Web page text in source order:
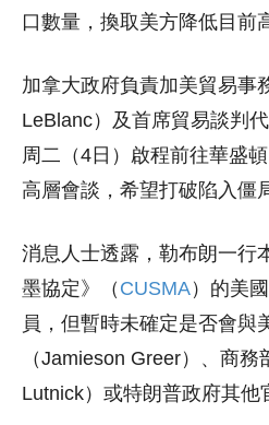
口數量，換取美方降低目前
加拿大政府負責加美貿易事
LeBlanc）及首席貿易談判
周二（4日）啟程前往華盛
高層會談，希望打破陷入僵
消息人士透露，勒布朗一行
墨協定》（ CUSMA）的美
員，但暫時未確定是否會與
（Jamieson Greer）、商
Lutnick）或特朗普政府其他